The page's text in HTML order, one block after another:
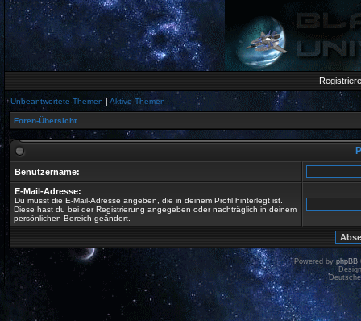
Unbeantwortete Themen |Aktive Themen
Foren-Übersicht
Benutzername:
E-Mail-Adresse:
Du musst die E-Mail-Adresse angeben, die in deinem Profil hinterlegt ist.
Diese hast du bei der Registrierung angegeben oder nachträglich in deinem
persönlichen Bereich geändert.
Powered byphpBB